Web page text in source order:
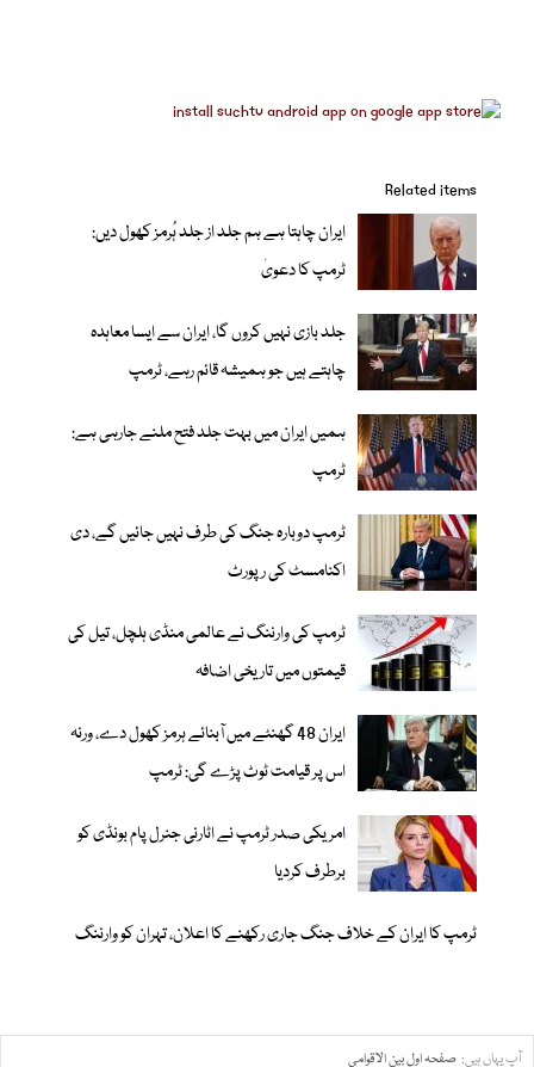
Related items
ایران چاہتا ہے ہم جلد از جلد ہُرمز کھول دیں:
ٹرمپ کا دعویٰ
جلد بازی نہیں کروں گا، ایران سے ایسا معاہدہ
چاہتے ہیں جو ہمیشہ قائم رہے، ٹرمپ
ہمیں ایران میں بہت جلد فتح ملنے جارہی ہے:
ٹرمپ
ٹرمپ دوبارہ جنگ کی طرف نہیں جائیں گے، دی
اکنامسٹ کی رپورٹ
ٹرمپ کی وارننگ نے عالمی منڈی ہلچل، تیل کی
قیمتوں میں تاریخی اضافہ
ایران 48 گھنٹے میں آبنائے ہرمز کھول دے، ورنہ
اس پر قیامت ٹوٹ پڑے گی: ٹرمپ
امریکی صدر ٹرمپ نے اٹارنی جنرل پام بونڈی کو
برطرف کردیا
ٹرمپ کا ایران کے خلاف جنگ جاری رکھنے کا اعلان، تہران کو وارننگ
آپ یہاں ہیں: صفحہ اولبین الاقوامی